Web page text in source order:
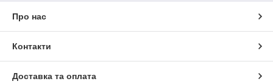
Про нас
Контакти
Доставка та оплата